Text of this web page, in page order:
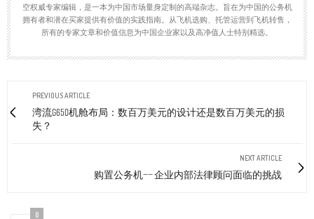
空权威专家编辑，是一本为中国市场量身定制的高端杂志。旨在为中国的公务机
拥有者和潜在买家提供有价值的实践指南。从飞机选购、托管运营到飞机转售，
所有的专家文章和价值信息为中国企业家以及高净值人士特别精选。
PREVIOUS ARTICLE
湾流G650机舱布局：数百万美元的设计还是数百万美元的损
失？
NEXT ARTICLE
购置公务机—— 企业内部法律顾问面临的挑战
0